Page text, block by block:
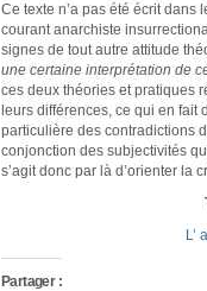
Ce texte n’a pas été écrit dans
courant anarchiste
signes de tout autre attitude
une certaine interprétation de
ces deux théories et pratiques
leurs différences, ce qui en
particulière des contradictions
conjonction des subjectivités
s’agit donc par là d’orienter
L’
Partager :